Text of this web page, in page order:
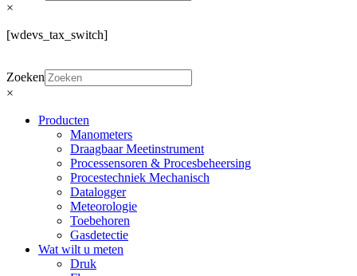
×
[wdevs_tax_switch]
Zoeken
×
Producten
Manometers
Draagbaar Meetinstrument
Processensoren & Procesbeheersing
Procestechniek Mechanisch
Datalogger
Meteorologie
Toebehoren
Gasdetectie
Wat wilt u meten
Druk